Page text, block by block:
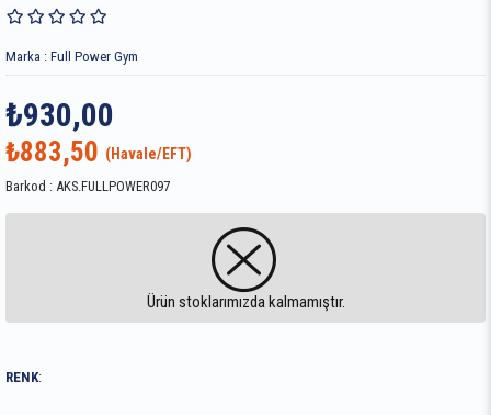
Marka : Full Power Gym
₺930,00
₺883,50
Barkod : AKS.FULLPOWER097
Ürün stoklarımızda kalmamıştır.
RENK: